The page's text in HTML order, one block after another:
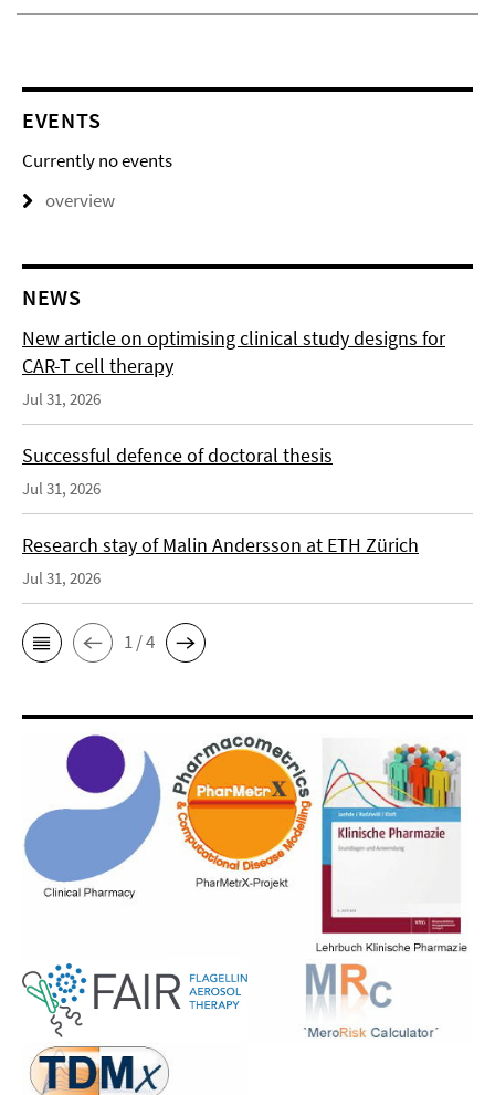
EVENTS
Currently no events
overview
NEWS
New article on optimising clinical study designs for
CAR-T cell therapy
Jul 31, 2026
Successful defence of doctoral thesis
Jul 31, 2026
Research stay of Malin Andersson at ETH Zürich
Jul 31, 2026
1 / 4